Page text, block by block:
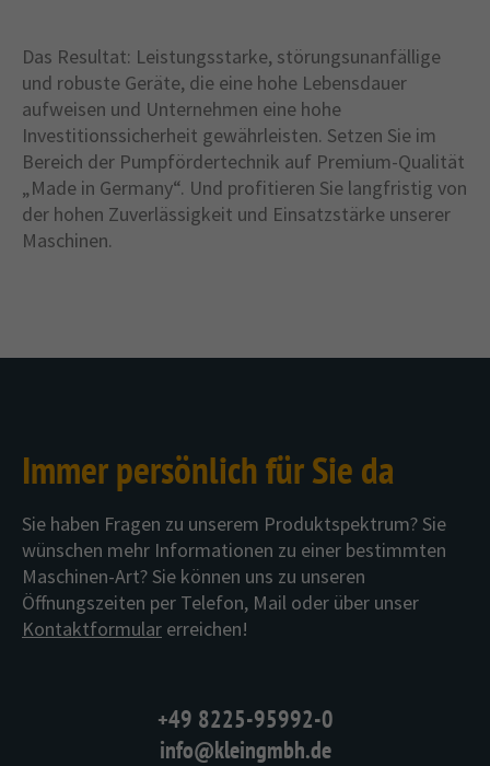
Das Resultat: Leistungsstarke, störungsunanfällige
und robuste Geräte, die eine hohe Lebensdauer
aufweisen und Unternehmen eine hohe
Investitionssicherheit gewährleisten. Setzen Sie im
Bereich der Pumpfördertechnik auf Premium-Qualität
„Made in Germany“. Und profitieren Sie langfristig von
der hohen Zuverlässigkeit und Einsatzstärke unserer
Maschinen.
Immer persönlich für Sie da
Sie haben Fragen zu unserem Produktspektrum? Sie
wünschen mehr Informationen zu einer bestimmten
Maschinen-Art? Sie können uns zu unseren
Öffnungszeiten per Telefon, Mail oder über unser
Kontaktformular erreichen!
+49 8225-95992-0
info@kleingmbh.de